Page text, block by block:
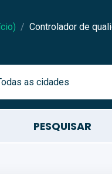
Controlador de
as cidades